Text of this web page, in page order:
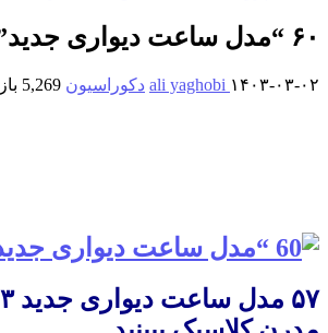
۶۰ “مدل ساعت دیواری جدید” ۲۰۲۴؛ ترند شده با جنس‌های مختلف را در اینجا ببینید
ali yaghobi ۱۴۰۳-۰۳-۰۲ دکوراسیون 5,269 بازدید